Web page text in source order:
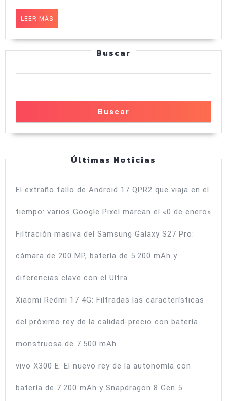
es
el
media
Xiaomi
en
2026?
LEER MÁS
MÁS
Buscar
Buscar
Últimas Noticias
El extraño fallo de Android 17 QPR2 que viaja en el
tiempo: varios Google Pixel marcan el «0 de enero»
Filtración masiva del Samsung Galaxy S27 Pro:
cámara de 200 MP, batería de 5.200 mAh y
diferencias clave con el Ultra
Xiaomi Redmi 17 4G: Filtradas las características
del próximo rey de la calidad-precio con batería
monstruosa de 7.500 mAh
vivo X300 E: El nuevo rey de la autonomía con
batería de 7.200 mAh y Snapdragon 8 Gen 5